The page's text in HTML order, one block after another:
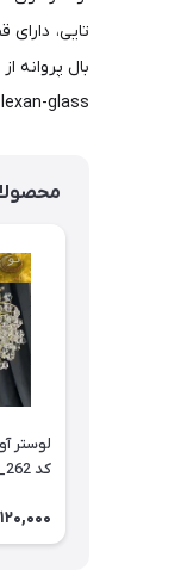
glass)
کد MAH_F_262